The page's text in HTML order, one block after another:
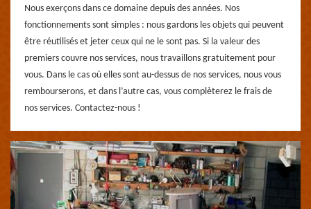
Nous exerçons dans ce domaine depuis des années. Nos
fonctionnements sont simples : nous gardons les objets qui peuvent
être réutilisés et jeter ceux qui ne le sont pas. Si la valeur des
premiers couvre nos services, nous travaillons gratuitement pour
vous. Dans le cas où elles sont au-dessus de nos services, nous vous
rembourserons, et dans l’autre cas, vous complèterez le frais de
nos services. Contactez-nous !